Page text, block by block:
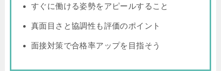
すぐに働ける姿勢をアピールすること
真面目さと協調性も評価のポイント
面接対策で合格率アップを目指そう